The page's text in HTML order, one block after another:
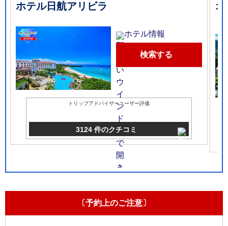
ホテル日航アリビラ
ホテル情報
検索する
トリップアドバイザーユーザー評価
3124 件のクチコミ
オ
〔予約上のご注意〕